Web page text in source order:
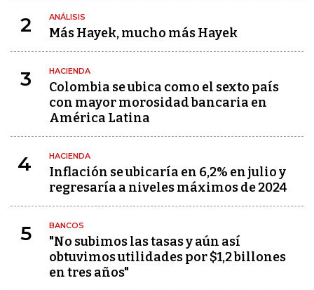
2 ANÁLISIS
Más Hayek, mucho más Hayek
3 HACIENDA
Colombia se ubica como el sexto país
con mayor morosidad bancaria en
América Latina
4 HACIENDA
Inflación se ubicaría en 6,2% en julio y
regresaría a niveles máximos de 2024
5 BANCOS
"No subimos las tasas y aún así
obtuvimos utilidades por $1,2 billones
en tres años"